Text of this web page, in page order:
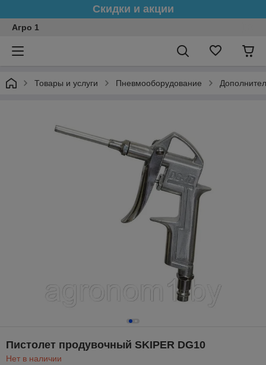
Скидки и акции
Агро 1
Товары и услуги Пневмооборудование
Пистолет продувочный SKIPER DG10
Нет в наличии